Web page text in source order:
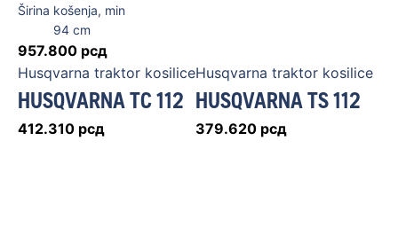
Širina košenja, min
94cm
957.800 рсд
Husqvarna traktor kosilice
HUSQVARNA TC 112
412.310 рсд
Husqvarna traktor kosilice
HUSQVARNA TS 112
379.620 рсд